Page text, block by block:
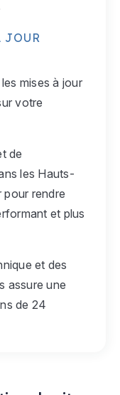
JOUR
mises à jour
votre
de
les Hauts-
rendre
et plus
et des
assure une
de 24